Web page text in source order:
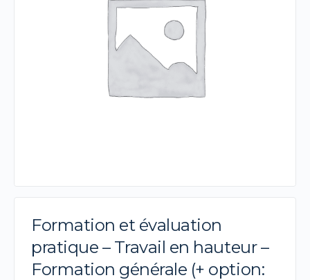
Formation et évaluation
pratique – Travail en hauteur –
Formation générale (+ option: